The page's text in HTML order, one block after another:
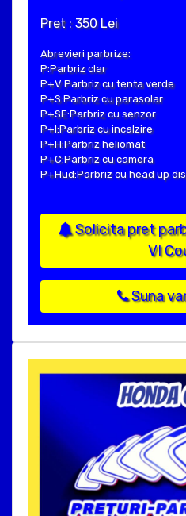
Pret : 350 Lei
Abrevieri parbrize:
P:Parbriz clar
P+V:Parbriz cu tenta verde
P+S:Parbriz cu parasolar
P+SE:Parbriz cu senzor
P+I:Parbriz cu incalzire
P+H:Parbriz heliomat
P+C:Parbriz cu camera
P+Hud:Parbriz cu head up
Solicita pret
VI
Suna